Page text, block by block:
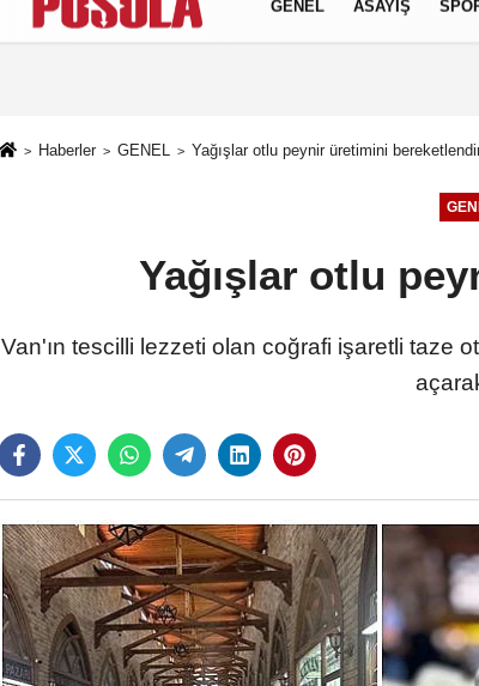
Künye İletişim Gizlilik Politikası
GENEL ASAYİŞ
Haberler GENEL Yağışlar otlu peynir üretimini
Yağışlar otlu
Van'ın tescilli lezzeti olan coğrafi işaretli taze